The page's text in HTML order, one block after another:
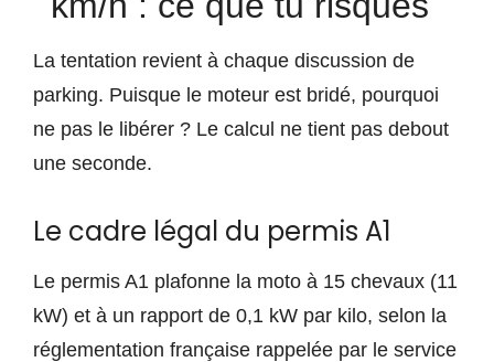
La tentation revient à chaque discussion de
parking. Puisque le moteur est bridé, pourquoi
ne pas le libérer ? Le calcul ne tient pas debout
une seconde.
Le cadre légal du permis A1
Le permis A1 plafonne la moto à 15 chevaux (11
kW) et à un rapport de 0,1 kW par kilo, selon la
réglementation française rappelée par le service